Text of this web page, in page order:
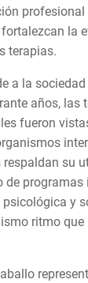
profesional
la
terapias.
a la
años, las
fueron
respaldan su
de programas
y
ritmo